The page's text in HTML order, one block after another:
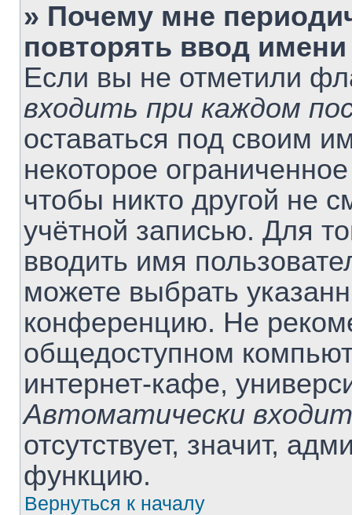
» Почему мне
повторять ввод
Если вы не отметили
входить при каждом
оставаться под своим
некоторое
чтобы никто другой не
учётной записью. Для
вводить имя
можете выбрать
конференцию. Не
общедоступном
интернет-кафе,
Автоматически
отсутствует, значит,
функцию.
Вернуться к началу